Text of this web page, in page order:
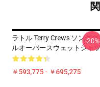
ラトル Terry Crews ソングプ
ルオーバースウェットシャ
￥593,775 - ￥695,275
-20%